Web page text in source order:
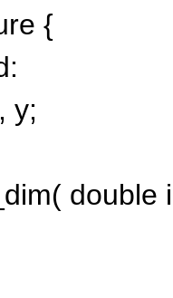
{
y;
double